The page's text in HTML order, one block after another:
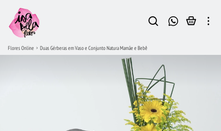
Flores Online Duas Gérberas em Vaso e Conjunto Natura Mamãe e Bebê